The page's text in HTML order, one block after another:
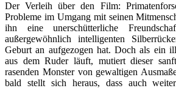
Der Verleih über den Film:
Probleme im Umgang mit seinen
ihn eine unerschütterliche
außergewöhnlich intelligenten
Geburt an aufgezogen hat. Doch als ein
aus dem Ruder läuft, mutiert dieser
rasenden Monster von gewaltigen
bald stellt sich heraus, dass auch